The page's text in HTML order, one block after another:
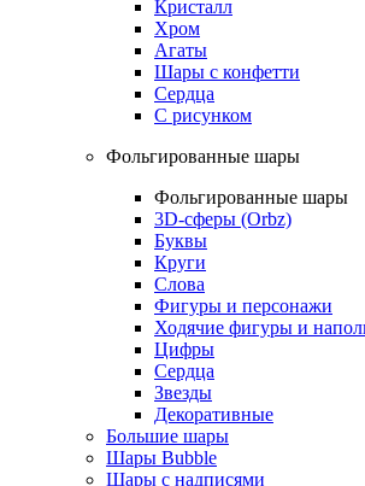
Кристалл
Хром
Агаты
Шары с конфетти
Сердца
С рисунком
Фольгированные шары
Фольгированные шары
3D-сферы (Orbz)
Буквы
Круги
Слова
Фигуры и персонажи
Ходячие фигуры и
Цифры
Сердца
Звезды
Декоративные
Большие шары
Шары Bubble
Шары с надписями